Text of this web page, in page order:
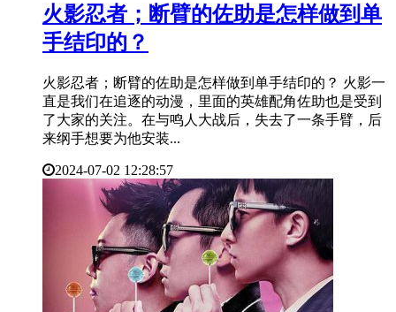
​火影忍者；断臂的佐助是怎样做到单
手结印的？
火影忍者；断臂的佐助是怎样做到单手结印的？ 火影一
直是我们在追逐的动漫，里面的英雄配角佐助也是受到
了大家的关注。在与鸣人大战后，失去了一条手臂，后
来纲手想要为他安装...
2024-07-02 12:28:57